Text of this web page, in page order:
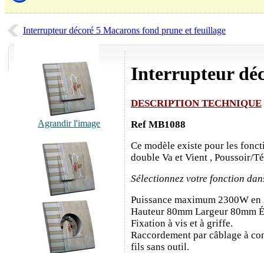
Interrupteur décoré 5 Macarons fond prune et feuillage
Agrandir l'image
Interrupteur
DESCRIPTION TECHNIQUE
Ref MB1088
Ce modèle existe pour les
double Va et Vient , Poussoir/
Sélectionnez votre fonction
Puissance maximum 2300W
Hauteur 80mm Largeur 80mm
Fixation à vis et à griffe.
Raccordement par câblage à
fils sans outil.